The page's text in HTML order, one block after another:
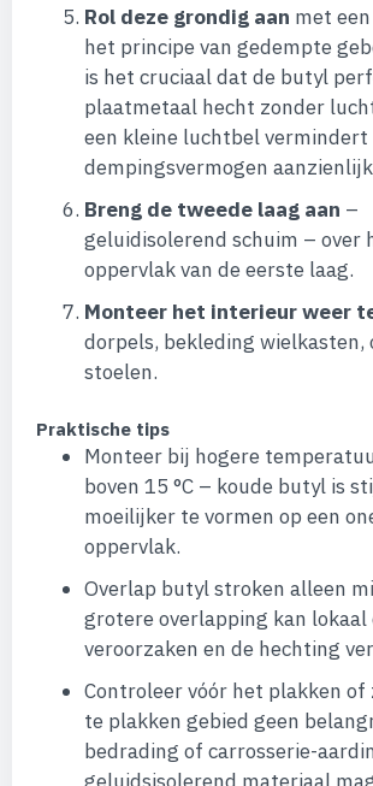
Rol deze grondig aan met
het principe van gedempte
is het cruciaal dat de butyl
plaatmetaal hecht zonder
een kleine luchtbel vermindert
dempingsvermogen
Breng de tweede laag aan –
geluidisolerend schuim – over
oppervlak van de eerste laag.
Monteer het interieur weer
dorpels, bekleding wielkasten,
stoelen.
Praktische tips
Monteer bij hogere
boven 15 °C – koude butyl is
moeilijker te vormen op een
oppervlak.
Overlap butyl stroken alleen
grotere overlapping kan
veroorzaken en de hechting
Controleer vóór het plakken of
te plakken gebied geen
bedrading of carrosserie-
geluidsisolerend materiaal